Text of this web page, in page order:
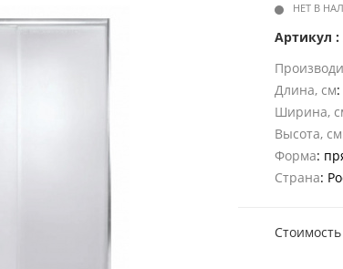
НЕТ В
Артикул :
Длина, см
Ширина,
Высота, см
Форма:
Страна: